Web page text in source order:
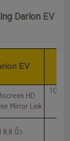
Darion EV
EV
HD
Mirror Link
10.25
8.8 นิ้ว